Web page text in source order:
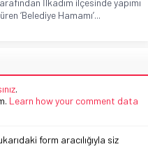
İlkadım ilçesinde yapımı
‘Belediye Hamamı’...
.
Learn how your comment data
form aracılığıyla siz